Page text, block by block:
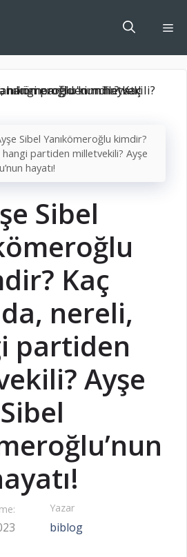
Sibel Yanıkömeroğlu kimdir?
hangi partiden milletvekili? Ayşe
hayatı!
Sibel
Kaç
nereli,
partiden
Ayşe
Sibel
Yazar
biblog